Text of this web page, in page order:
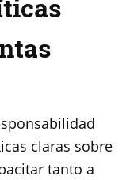
claras sobre
tanto a